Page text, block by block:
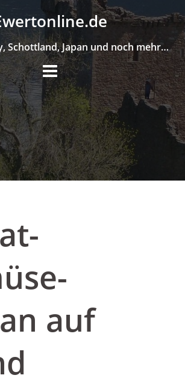
Schottland, Japan und noch mehr…
auf